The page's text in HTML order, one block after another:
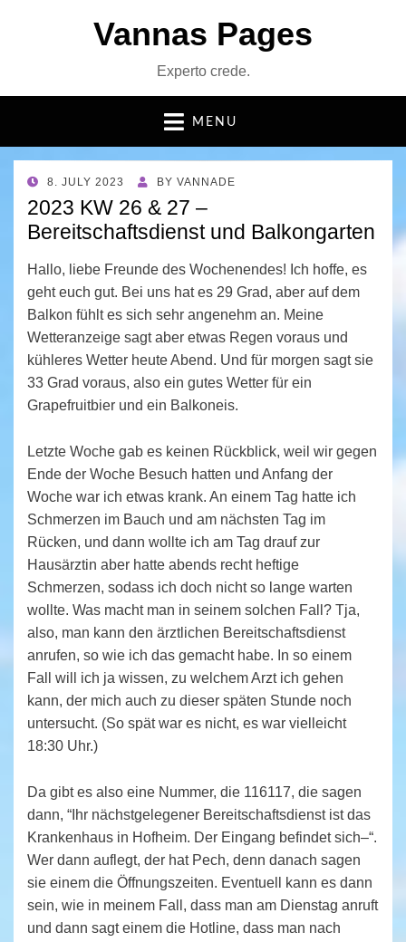
Vannas Pages
Experto crede.
MENU
POSTED
ON
8. JULY 2023 BY VANNADE
2023 KW 26 & 27 –
Bereitschaftsdienst und Balkongarten
Hallo, liebe Freunde des Wochenendes! Ich hoffe, es
geht euch gut. Bei uns hat es 29 Grad, aber auf dem
Balkon fühlt es sich sehr angenehm an. Meine
Wetteranzeige sagt aber etwas Regen voraus und
kühleres Wetter heute Abend. Und für morgen sagt sie
33 Grad voraus, also ein gutes Wetter für ein
Grapefruitbier und ein Balkoneis.
Letzte Woche gab es keinen Rückblick, weil wir gegen
Ende der Woche Besuch hatten und Anfang der
Woche war ich etwas krank. An einem Tag hatte ich
Schmerzen im Bauch und am nächsten Tag im
Rücken, und dann wollte ich am Tag drauf zur
Hausärztin aber hatte abends recht heftige
Schmerzen, sodass ich doch nicht so lange warten
wollte. Was macht man in seinem solchen Fall? Tja,
also, man kann den ärztlichen Bereitschaftsdienst
anrufen, so wie ich das gemacht habe. In so einem
Fall will ich ja wissen, zu welchem Arzt ich gehen
kann, der mich auch zu dieser späten Stunde noch
untersucht. (So spät war es nicht, es war vielleicht
18:30 Uhr.)
Da gibt es also eine Nummer, die 116117, die sagen
dann, “Ihr nächstgelegener Bereitschaftsdienst ist das
Krankenhaus in Hofheim. Der Eingang befindet sich–“.
Wer dann auflegt, der hat Pech, denn danach sagen
sie einem die Öffnungszeiten. Eventuell kann es dann
sein, wie in meinem Fall, dass man am Dienstag anruft
und dann sagt einem die Hotline, dass man nach